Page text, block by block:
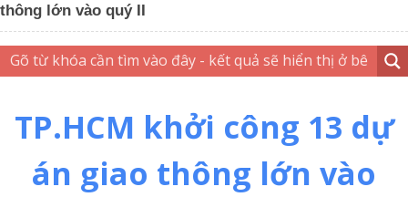
thông lớn vào quý II
TP.HCM khởi công 13 dự
án giao thông lớn vào